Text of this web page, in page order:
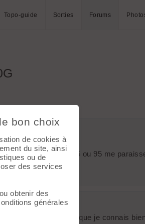
Topo-guide Sorties Forums
les blizzards 0G 85 ou 95 me
Testés sur 3 pentes que je connais
bon choix
de cookies à
du site, ainsi
ou de
des services
obtenir des
générales